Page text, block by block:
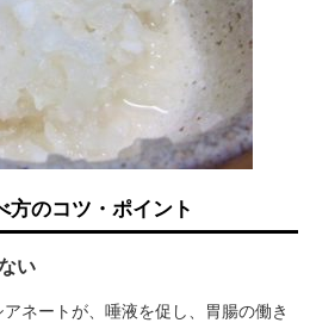
方のコツ・ポイント
い
ネートが、唾液を促し、胃腸の働き